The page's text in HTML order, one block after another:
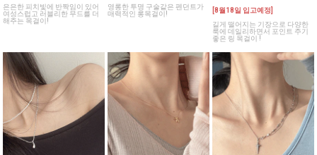
은은한 피치빛에 반짝임이 있어
여성스럽고 러블리한 무드를 더
해주는 목걸이!
영롱한 투명 구술같은 펜던트가
매력적인 롱목걸이!
[8월18일 입고예정]
길게 떨어지는 기장으로 다양한
룩에 데일리하면서 포인트 주기
좋은 링 목걸이 !